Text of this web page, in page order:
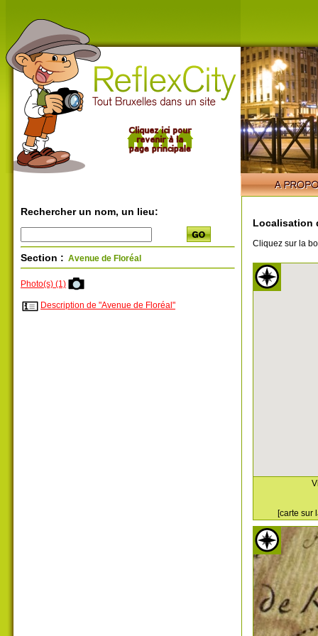
Rechercher un nom, un lieu:
Section : Avenue de Floréal
Photo(s) (1)
Description de "Avenue de Floréal"
Localisation
Cliquez sur la
[carte sur